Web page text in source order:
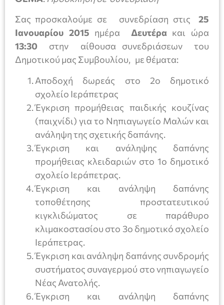
Σας προσκαλούμε σε συνεδρίαση στις 25
Ιανουαρίου 2015 ημέρα Δευτέρα και ώρα
13:30
στην αίθουσα συνεδριάσεων του
Δημοτικού μας Συμβουλίου, με θέματα:
Αποδοχή δωρεάς στο 2ο δημοτικό
σχολείο Ιεράπετρας
Έγκριση προμήθειας παιδικής κουζίνας
(παιχνίδι) για το Νηπιαγωγείο Μαλών και
ανάληψη της σχετικής δαπάνης.
Έγκριση και ανάληψης δαπάνης
προμήθειας κλειδαριών στο 1ο δημοτικό
σχολείο Ιεράπετρας.
Έγκριση και ανάληψη δαπάνης
τοποθέτησης προστατευτικού
κιγκλιδώματος σε παράθυρο
κλιμακοστασίου στο 3ο δημοτικό σχολείο
Ιεράπετρας.
Έγκριση και ανάληψη δαπάνης συνδρομής
συστήματος συναγερμού στο νηπιαγωγείο
Νέας Ανατολής.
Έγκριση και ανάληψη δαπάνης